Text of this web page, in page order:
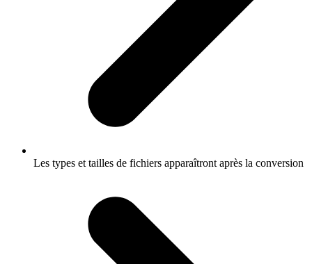
Les types et tailles de fichiers apparaîtront après la conversion